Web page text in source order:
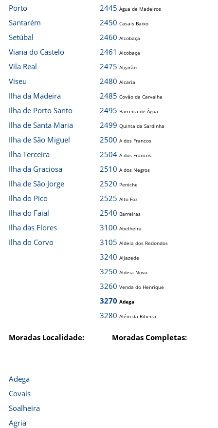
Porto
Santarém
Setúbal
Viana do Castelo
Vila Real
Viseu
Ilha da Madeira
Ilha de Porto Santo
Ilha de Santa Maria
Ilha de São Miguel
Ilha Terceira
Ilha da Graciosa
Ilha de São Jorge
Ilha do Pico
Ilha do Faial
Ilha das Flores
Ilha do Corvo
2445 Água de Madeiros
2450 Casais Baixo
2460 Alcobaça
2461 Alcobaça
2475 Algarão
2480 Alcaria
2485 Covão da Carvalha
2495 Barreira de Água
2499 Quinta da Sardinha
2500 A dos Francos
2504 A dos Francos
2510 A dos Negros
2520 Peniche
2525 Alto Foz
2540 Barreiras
3100 Abelheira
3105 Aldeia dos Redondos
3240 Aljazede
3250 Aldeia Nova
3260 Venda do Henrique
3270 Adega
3280 Além da Ribeira
Moradas Localidade: Moradas Completas:
Adega
Covais
Soalheira
Agria